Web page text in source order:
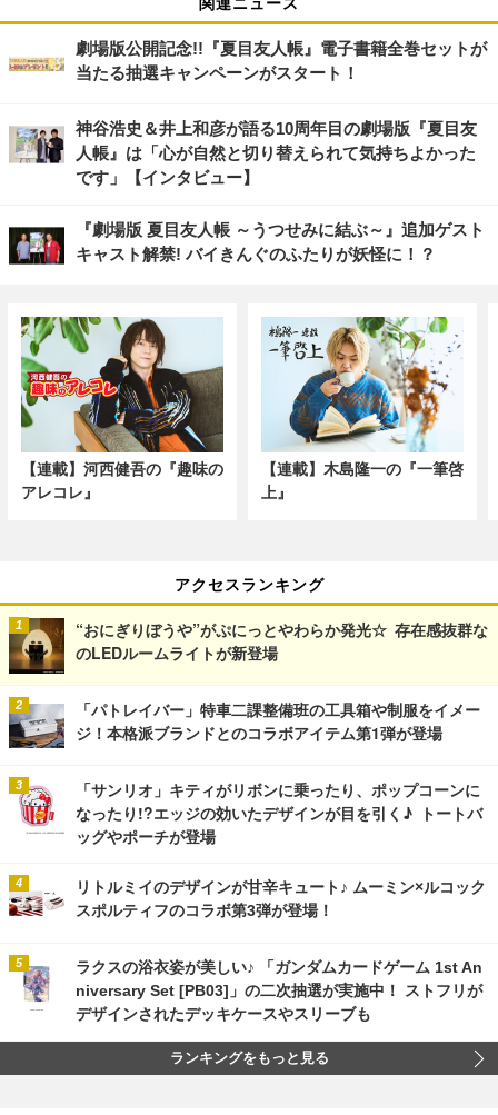
劇場版公開記念!!『夏目友人帳』電子書籍全巻セットが
当たる抽選キャンペーンがスタート！
神谷浩史＆井上和彦が語る10周年目の劇場版『夏目友
人帳』は「心が自然と切り替えられて気持ちよかった
です」【インタビュー】
『劇場版 夏目友人帳 ～うつせみに結ぶ～』追加ゲスト
キャスト解禁! バイきんぐのふたりが妖怪に！？
【連載】河西健吾の『趣味の
アレコレ』
【連載】木島隆一の『一筆啓
上』
アクセスランキング
“おにぎりぼうや”がぷにっとやわらか発光☆ 存在感抜群な
のLEDルームライトが新登場
「パトレイバー」特車二課整備班の工具箱や制服をイメー
ジ！本格派ブランドとのコラボアイテム第1弾が登場
「サンリオ」キティがリボンに乗ったり、ポップコーンに
なったり!?エッジの効いたデザインが目を引く♪ トートバ
ッグやポーチが登場
リトルミイのデザインが甘辛キュート♪ ムーミン×ルコック
スポルティフのコラボ第3弾が登場！
ラクスの浴衣姿が美しい♪ 「ガンダムカードゲーム 1st An
niversary Set [PB03]」の二次抽選が実施中！ ストフリが
デザインされたデッキケースやスリーブも
ランキングをもっと見る